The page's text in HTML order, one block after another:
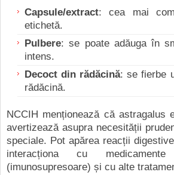
Capsule/extract: cea mai
etichetă.
Pulbere: se poate adăuga în
intens.
Decoct din rădăcină: se fierbe
rădăcină.
NCCIH menționează că
avertizează asupra necesității
speciale. Pot apărea reacții
interacționa cu
(imunosupresoare) și cu alte